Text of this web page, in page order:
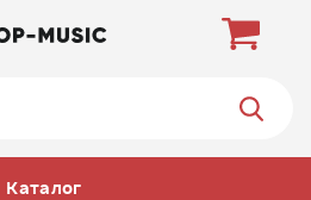
Каталог